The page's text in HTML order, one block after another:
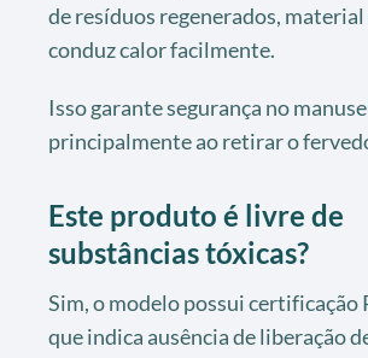
de resíduos regenerados, material
conduz calor facilmente.
Isso garante segurança no
principalmente ao retirar o
Este produto é livre de
substâncias tóxicas?
Sim, o modelo possui certificação
que indica ausência de liberação